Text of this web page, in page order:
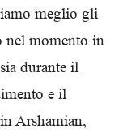
meglio gli
nel momento in
durante il
e il
Arshamian,